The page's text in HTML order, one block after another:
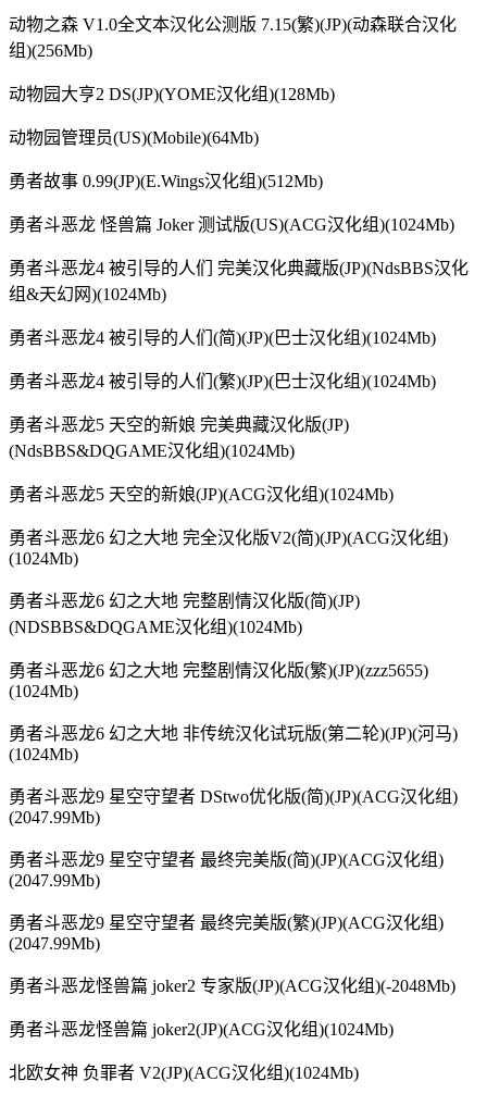
动物之森 V1.0全文本汉化公测版 7.15(繁)(JP)(动森联合汉化
组)(256Mb)
动物园大亨2 DS(JP)(YOME汉化组)(128Mb)
动物园管理员(US)(Mobile)(64Mb)
勇者故事 0.99(JP)(E.Wings汉化组)(512Mb)
勇者斗恶龙 怪兽篇 Joker 测试版(US)(ACG汉化组)(1024Mb)
勇者斗恶龙4 被引导的人们 完美汉化典藏版(JP)(NdsBBS汉化
组&天幻网)(1024Mb)
勇者斗恶龙4 被引导的人们(简)(JP)(巴士汉化组)(1024Mb)
勇者斗恶龙4 被引导的人们(繁)(JP)(巴士汉化组)(1024Mb)
勇者斗恶龙5 天空的新娘 完美典藏汉化版(JP)
(NdsBBS&DQGAME汉化组)(1024Mb)
勇者斗恶龙5 天空的新娘(JP)(ACG汉化组)(1024Mb)
勇者斗恶龙6 幻之大地 完全汉化版V2(简)(JP)(ACG汉化组)
(1024Mb)
勇者斗恶龙6 幻之大地 完整剧情汉化版(简)(JP)
(NDSBBS&DQGAME汉化组)(1024Mb)
勇者斗恶龙6 幻之大地 完整剧情汉化版(繁)(JP)(zzz5655)
(1024Mb)
勇者斗恶龙6 幻之大地 非传统汉化试玩版(第二轮)(JP)(河马)
(1024Mb)
勇者斗恶龙9 星空守望者 DStwo优化版(简)(JP)(ACG汉化组)
(2047.99Mb)
勇者斗恶龙9 星空守望者 最终完美版(简)(JP)(ACG汉化组)
(2047.99Mb)
勇者斗恶龙9 星空守望者 最终完美版(繁)(JP)(ACG汉化组)
(2047.99Mb)
勇者斗恶龙怪兽篇 joker2 专家版(JP)(ACG汉化组)(-2048Mb)
勇者斗恶龙怪兽篇 joker2(JP)(ACG汉化组)(1024Mb)
北欧女神 负罪者 V2(JP)(ACG汉化组)(1024Mb)